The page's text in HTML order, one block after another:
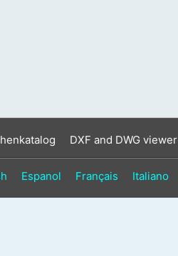
DXF and DWG viewer
Espanol Français Italiano